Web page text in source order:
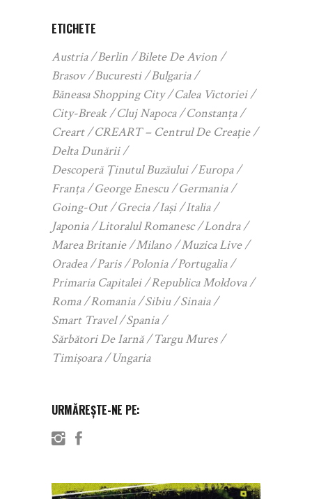
ETICHETE
Austria Berlin
Bilete De Avion
Brasov
Bucuresti
Bulgaria
Băneasa Shopping City
Calea Victoriei
City-Break
Cluj Napoca
Constanța
Creart
CREART – Centrul De Creație
Delta Dunării
Descoperă Ținutul Buzăului
Europa
Franța
George Enescu
Germania
Going-Out
Grecia Iași
Italia
Japonia
Litoralul Romanesc
Londra
Marea Britanie
Milano
Muzica Live
Oradea
Paris Polonia
Portugalia
Primaria Capitalei
Republica Moldova
Roma
Romania Sibiu
Sinaia
Smart Travel
Spania
Sărbători De Iarnă
Targu Mures
Timișoara
Ungaria
URMĂREȘTE-NE PE: